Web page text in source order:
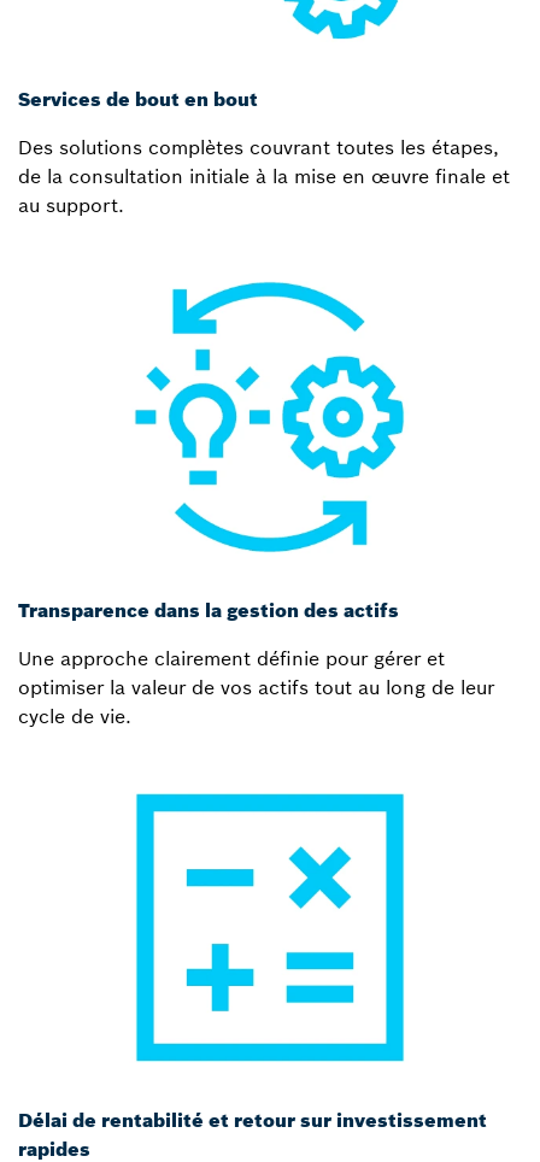
Services de bout en bout
Des solutions complètes couvrant toutes les étapes,
de la consultation initiale à la mise en œuvre finale et
au support.
Transparence dans la gestion des actifs
Une approche clairement définie pour gérer et
optimiser la valeur de vos actifs tout au long de leur
cycle de vie.
Délai de rentabilité et retour sur investissement
rapides